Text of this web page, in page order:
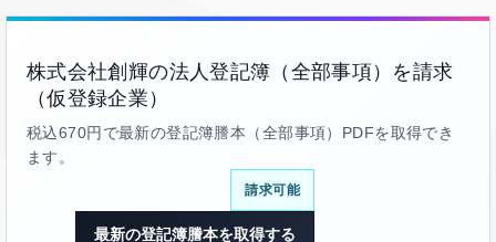
株式会社創輝の法人登記簿（全部事項）を請求
（仮登録企業）
税込670円で最新の登記簿謄本（全部事項）PDFを取得でき
ます。
請求可能
最新の登記簿謄本を取得する